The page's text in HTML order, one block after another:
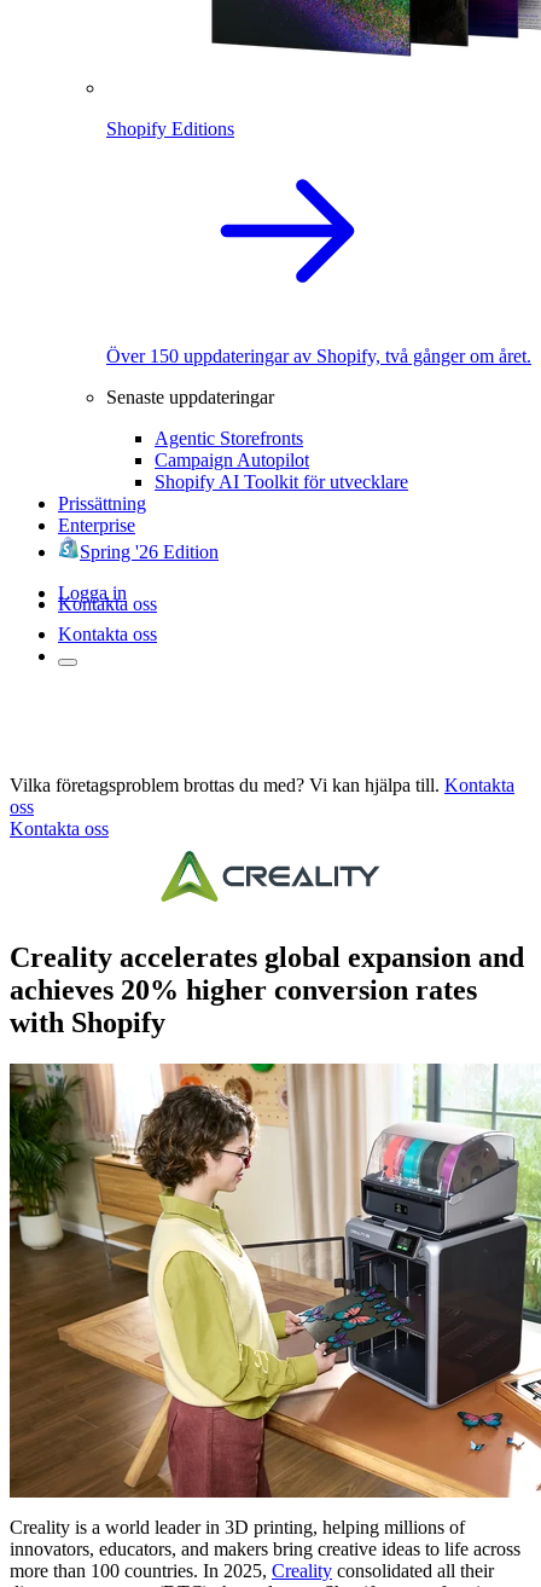
Shopify Editions
Över 150 uppdateringar av Shopify, två gånger om året.
Senaste uppdateringar
Agentic Storefronts
Campaign Autopilot
Shopify AI Toolkit för utvecklare
Prissättning
Enterprise
Spring '26 Edition
Logga in
Kontakta oss
Kontakta oss
Vilka företagsproblem brottas du med? Vi kan hjälpa till. Kontakta
oss
Kontakta oss
Creality accelerates global expansion and
achieves 20% higher conversion rates
with Shopify
Creality is a world leader in 3D printing, helping millions of
innovators, educators, and makers bring creative ideas to life across
more than 100 countries. In 2025, Creality consolidated all their